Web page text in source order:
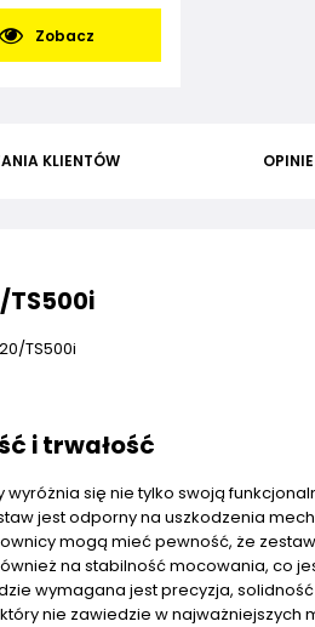
Zobacz
KLIENTÓW OPINIE
TS500i
TS500i
i trwałość
wyróżnia się nie tylko swoją
jest odporny na uszkodzenia
mogą mieć pewność, że
na stabilność mocowania, co
wymagana jest precyzja,
nie zawiedzie w najważniejszych